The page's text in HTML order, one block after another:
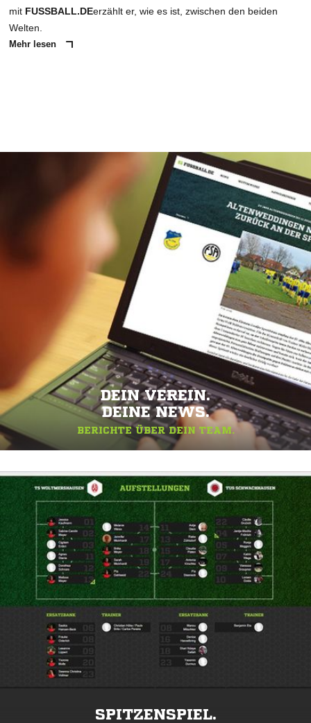
mit FUSSBALL.DEerzählt er, wie es ist, zwischen den beiden
Welten.
Mehr lesen
DEIN VEREIN.
DEINE NEWS.
BERICHTE ÜBER DEIN TEAM.
SPITZENSPIEL.